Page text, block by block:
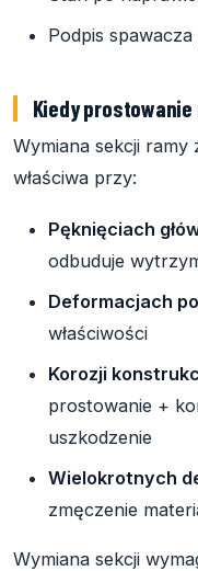
Podpis
Kiedy
Wymiana sekcji ramy
właściwa przy:
Pęknięciach
odbuduje
Deformacjach
właściwości
Korozji
prostowanie +
uszkodzenie
Wielokrotnych
zmęczenie
Wymiana sekcji